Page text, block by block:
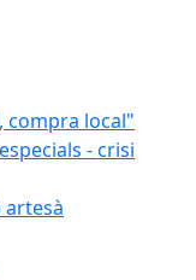
compra local"
- crisi
artesà